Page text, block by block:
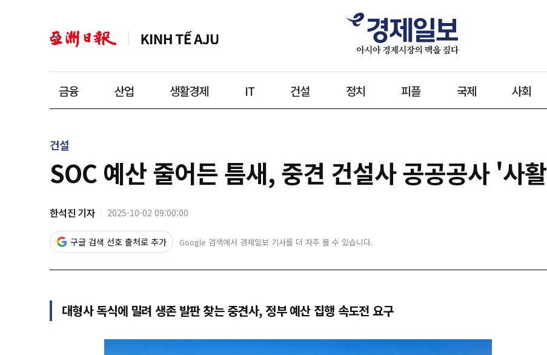
금융 산업 생활경제 IT 건설 정치 피플 국제 사회
건설
SOC 예산 줄어든 틈새, 중견 건설사 공공공사 '사활
한석진 기자 2025-10-02 09:00:00
구글 검색 선호 출처로 추가 Google 검색에서 경제일보 기사를 더 자주 볼 수 있습니다.
대형사 독식에 밀려 생존 발판 찾는 중견사, 정부 예산 집행 속도전 요구